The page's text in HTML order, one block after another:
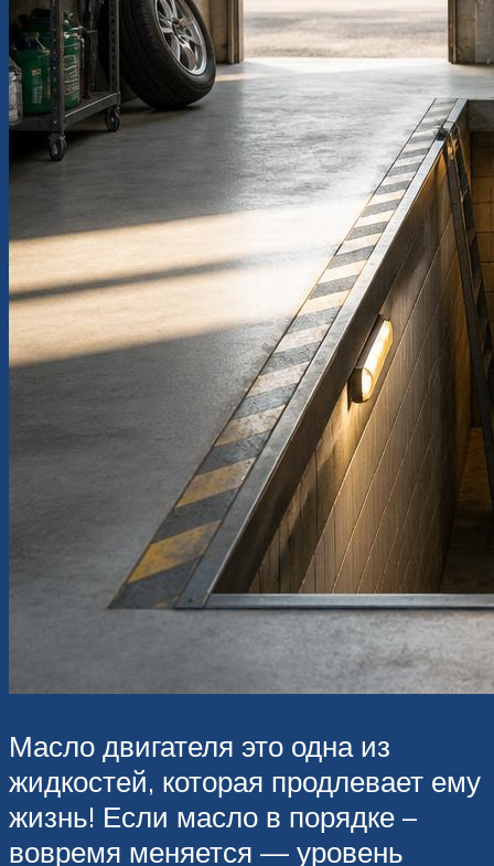
Масло двигателя это одна из
жидкостей, которая продлевает ему
жизнь! Если масло в порядке –
вовремя меняется — уровень